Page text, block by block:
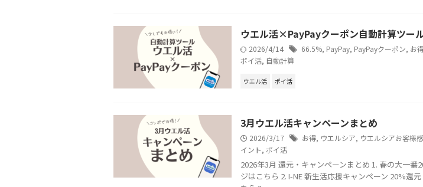
ウエル活×PayPayクーポン自動計算ツー
2026/4/14 66.5%, PayPay, PayPayクーポン, お
ポイ活, 自動計算
ウエル活 ポイ活
3月ウエル活キャンペーンまとめ
2026/3/17 お得, ウエルシア, ウエルシアお客様
イント, ポイ活
2026年3月 還元・キャンペーンまとめ 1. 春の大一番
ジはこちら 2. I-NE 新生活応援キャンペーン 20%還元